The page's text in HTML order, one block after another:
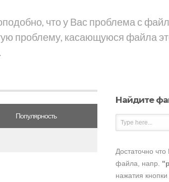
что у Вас проблема с
проблему, касающуюся файла
Популярность
Найдите
Достаточно
файла, напр.
нажатия